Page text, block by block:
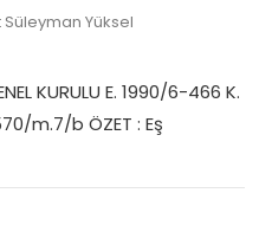
Yüksel
KURULU E. 1990/6-466 K.
m.7/b ÖZET : Eş